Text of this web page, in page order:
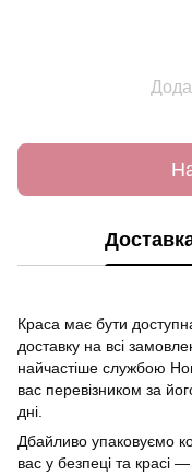
Краса має бути
доставку на всі
найчастіше службою
вас перевізником за
дні.
Дбайливо упаковуємо
вас у безпеці та красі